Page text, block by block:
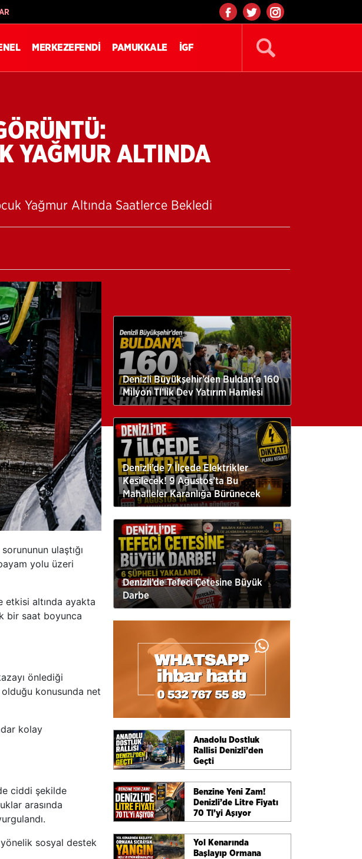
MERKEZEFENDİ PAMUKKALE İGF
YAĞMUR ALTINDA
Yağmur Altında Saatlerce Bekledi
ulaştığı
yolu üzeri
etkisi altında ayakta
bir saat boyunca
önlediği
konusunda net
kolay
ciddi şekilde
arasında
yönelik sosyal destek
Denizli Büyükşehir’den Buldan’a 160
Milyon Tl’lik Dev Yatırım Hamlesi
Denizli’de 7 İlçede Elektrikler
Kesilecek! 9 Ağustos’ta Bu
Mahalleler Karanlığa Bürünecek
Denizli’de Tefeci Çetesine Büyük
Darbe
Anadolu Dostluk
Rallisi Denizli’den
Geçti
Benzine Yeni Zam!
Denizli’de Litre Fiyatı
70 Tl’yi Aşıyor
Yol Kenarında
Başlayıp Ormana